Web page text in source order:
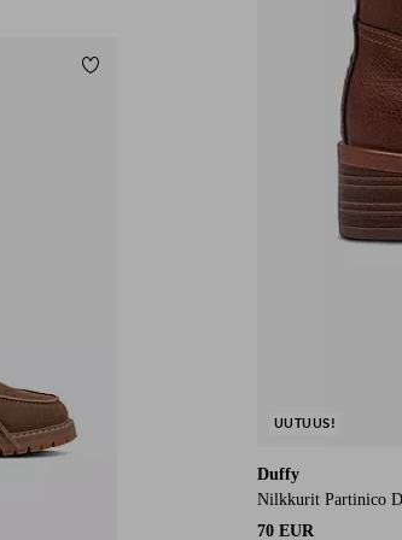
Duffy
Nilkkurit Partinico
70 EUR
UUTUUS!
Lisää suosikkeihin